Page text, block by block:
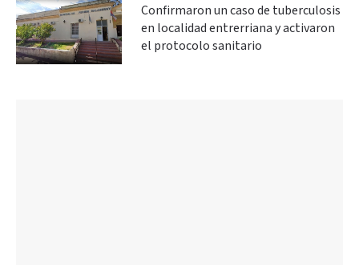
Confirmaron un caso de tuberculosis
en localidad entrerriana y activaron
el protocolo sanitario